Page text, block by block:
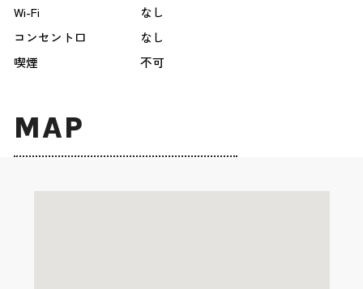
Wi-Fi
なし
コンセント口
なし
喫煙
不可
MAP